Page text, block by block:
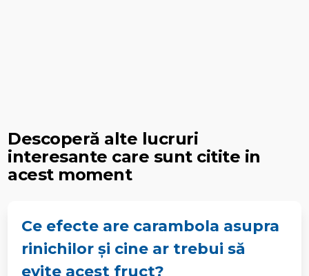
Descoperă alte lucruri
interesante care sunt citite in
acest moment
Ce efecte are carambola asupra
rinichilor și cine ar trebui să
evite acest fruct?